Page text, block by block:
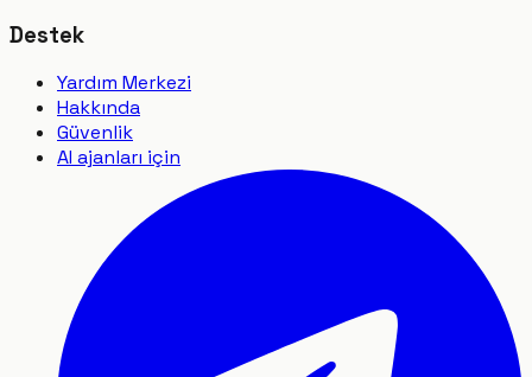
Destek
Yardım Merkezi
Hakkında
Güvenlik
AI ajanları için